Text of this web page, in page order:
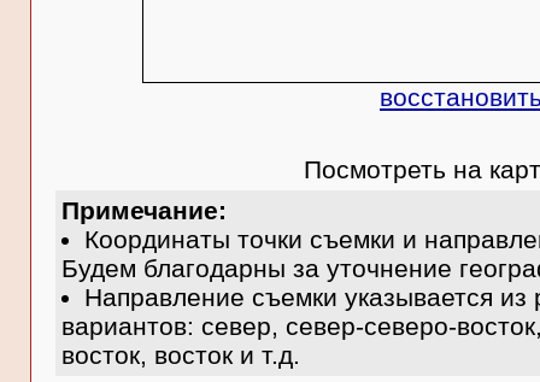
Посмотреть на
Примечание:
Координаты точки съемки и
Будем благодарны за уточнение
Направление съемки указывается
вариантов: север, север-северо-
восток, восток и т.д.